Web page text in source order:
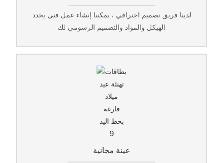
لدينا فريق تصميم احترافي ، يمكننا إنشاء عمل فني يحدد
الهيكل والمواد والتصميم الرسومي لك
عينة مجانية